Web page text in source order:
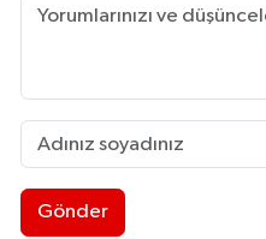
Gönder